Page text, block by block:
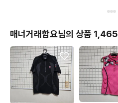
매너거래함요님의 상품 1,465